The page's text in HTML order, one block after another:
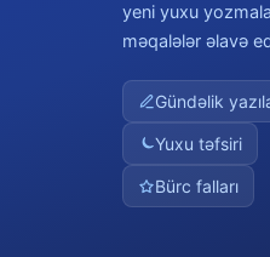
yeni yuxu
məqalələr əlavə
Gündəlik
Yuxu təfsiri
Bürc falları